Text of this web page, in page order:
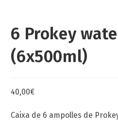
6 Prokey
(6x500ml)
40,00€
Caixa de 6 ampolles de